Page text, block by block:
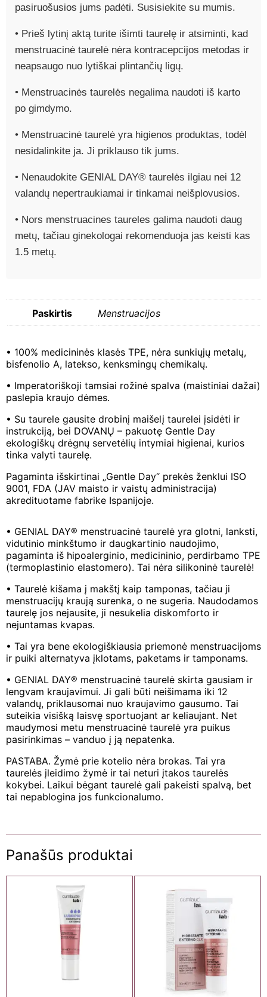
pasiruošusios jums padėti. Susisiekite su mumis.
• Prieš lytinį aktą turite išimti taurelę ir atsiminti, kad
menstruacinė taurelė nėra kontracepcijos metodas ir
neapsaugo nuo lytiškai plintančių ligų.
• Menstruacinės taurelės negalima naudoti iš karto
po gimdymo.
• Menstruacinė taurelė yra higienos produktas, todėl
nesidalinkite ja. Ji priklauso tik jums.
• Nenaudokite GENIAL DAY® taurelės ilgiau nei 12
valandų nepertraukiamai ir tinkamai neišplovusios.
• Nors menstruacines taureles galima naudoti daug
metų, tačiau ginekologai rekomenduoja jas keisti kas
1.5 metų.
Paskirtis Menstruacijos
• 100% medicininės klasės TPE, nėra sunkiųjų metalų,
bisfenolio A, latekso, kenksmingų chemikalų.
• Imperatoriškoji tamsiai rožinė spalva (maistiniai dažai)
paslepia kraujo dėmes.
• Su taurele gausite drobinį maišelį taurelei įsidėti ir
instrukciją, bei DOVANŲ – pakuotę Gentle Day
ekologiškų drėgnų servetėlių intymiai higienai, kurios
tinka valyti taurelę.
Pagaminta išskirtinai „Gentle Day“ prekės ženklui ISO
9001, FDA (JAV maisto ir vaistų administracija)
akredituotame fabrike Ispanijoje.
• GENIAL DAY® menstruacinė taurelė yra glotni, lanksti,
vidutinio minkštumo ir daugkartinio naudojimo,
pagaminta iš hipoalerginio, medicininio, perdirbamo TPE
(termoplastinio elastomero). Tai nėra silikoninė taurelė!
• Taurelė kišama į makštį kaip tamponas, tačiau ji
menstruacijų kraują surenka, o ne sugeria. Naudodamos
taurelę jos nejausite, ji nesukelia diskomforto ir
nejuntamas kvapas.
• Tai yra bene ekologiškiausia priemonė menstruacijoms
ir puiki alternatyva įklotams, paketams ir tamponams.
• GENIAL DAY® menstruacinė taurelė skirta gausiam ir
lengvam kraujavimui. Ji gali būti neišimama iki 12
valandų, priklausomai nuo kraujavimo gausumo. Tai
suteikia visišką laisvę sportuojant ar keliaujant. Net
maudymosi metu menstruacinė taurelė yra puikus
pasirinkimas – vanduo į ją nepatenka.
PASTABA. Žymė prie kotelio nėra brokas. Tai yra
taurelės įleidimo žymė ir tai neturi įtakos taurelės
kokybei. Laikui bėgant taurelė gali pakeisti spalvą, bet
tai nepablogina jos funkcionalumo.
Panašūs produktai